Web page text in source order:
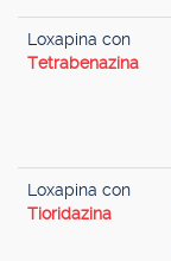
Loxapina con
Tetrabenazina
Loxapina con
Tioridazina